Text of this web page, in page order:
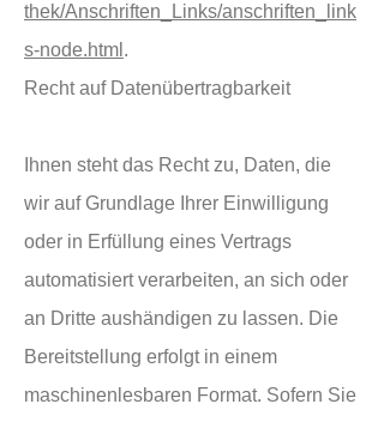
thek/Anschriften_Links/anschriften_link
s-node.html .
Recht auf Datenübertragbarkeit
Ihnen steht das Recht zu, Daten, die
wir auf Grundlage Ihrer Einwilligung
oder in Erfüllung eines Vertrags
automatisiert verarbeiten, an sich oder
an Dritte aushändigen zu lassen. Die
Bereitstellung erfolgt in einem
maschinenlesbaren Format. Sofern Sie